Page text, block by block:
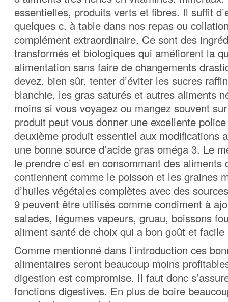
essentielles, produits verts et fibres. Il suffit
quelques c. à table dans nos repas ou
complément extraordinaire. Ce sont des
transformés et biologiques qui améliorent la
alimentation sans faire de changements
devez, bien sûr, tenter d’éviter les sucres
blanchie, les gras saturés et autres aliments
moins si vous voyagez ou mangez souvent
produit peut vous donner une excellente
deuxième produit essentiel aux modifications
une bonne source d’acide gras oméga 3. Le
le prendre c’est en consommant des aliments
contiennent comme le poisson et les graines
d’huiles végétales complètes avec des
9 peuvent être utilisés comme condiment à
salades, légumes vapeurs, gruau, boissons
aliment santé de choix qui a bon goût et
Comme mentionné dans l’introduction ces
alimentaires seront beaucoup moins
digestion est compromise. Il faut donc
fonctions digestives. En plus de boire